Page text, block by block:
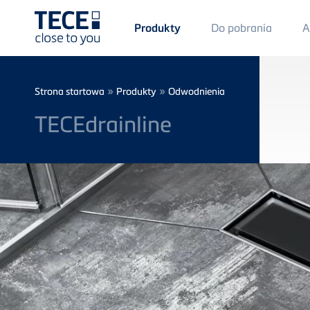
Main
Menü
1
Produkty Do pobrania
Breadcrumb
Strona startowa » Produkty » Odwodnienia
TECEdrainline